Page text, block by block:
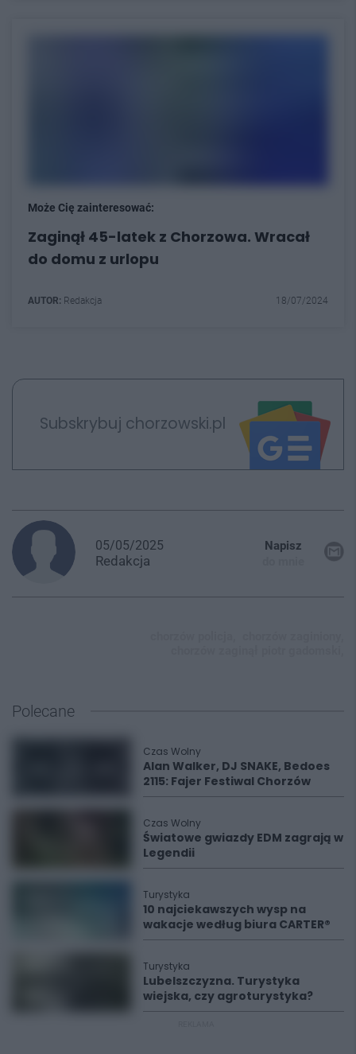
Może Cię zainteresować:
Zaginął 45-latek z Chorzowa. Wracał
do domu z urlopu
AUTOR: Redakcja 18/07/2024
Subskrybuj chorzowski.pl
05/05/2025
Redakcja
Napisz
Polecane
Czas Wolny
Alan Walker, DJ SNAKE, Bedoes
2115: Fajer Festiwal Chorzów
Czas Wolny
Światowe gwiazdy EDM zagrają w
Legendii
Turystyka
10 najciekawszych wysp na
wakacje według biura CARTER®
Turystyka
Lubelszczyzna. Turystyka
wiejska, czy agroturystyka?